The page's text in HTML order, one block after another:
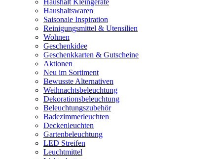
Haushalt Kleingeräte
Haushaltswaren
Saisonale Inspiration
Reinigungsmittel & Utensilien
Wohnen
Geschenkidee
Geschenkkarten & Gutscheine
Aktionen
Neu im Sortiment
Bewusste Alternativen
Weihnachtsbeleuchtung
Dekorationsbeleuchtung
Beleuchtungszubehör
Badezimmerleuchten
Deckenleuchten
Gartenbeleuchtung
LED Streifen
Leuchtmittel